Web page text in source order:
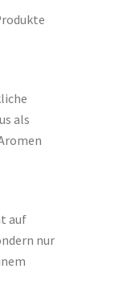
als
auf
nur